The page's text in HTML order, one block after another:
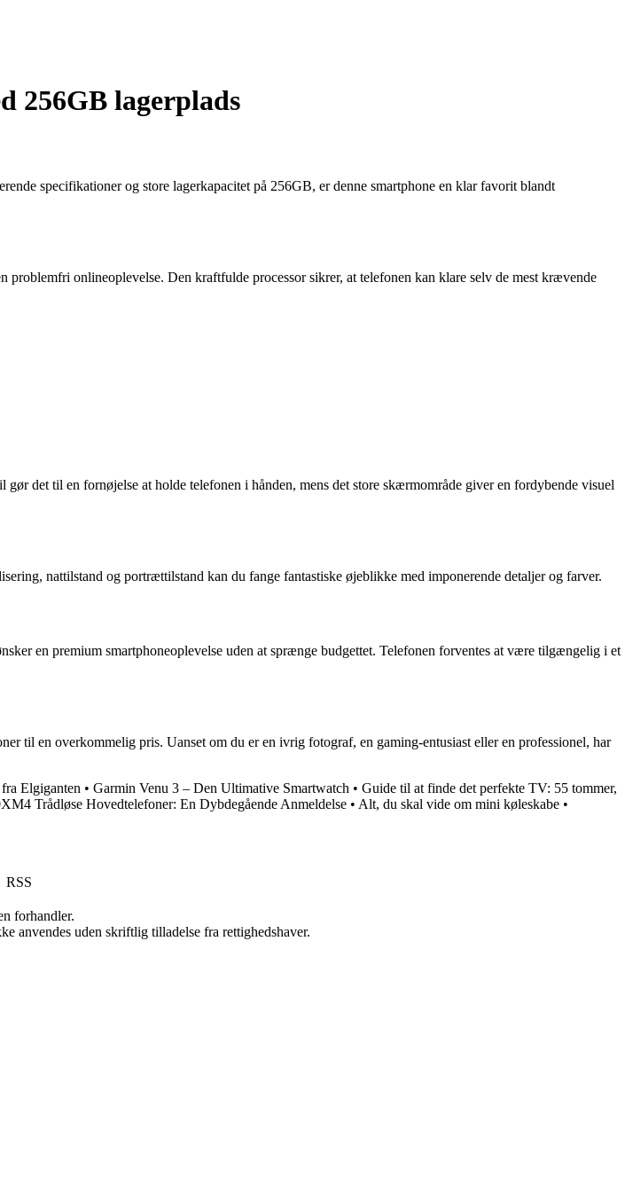
256GB lagerplads
specifikationer og store lagerkapacitet på 256GB, er denne smartphone en klar favorit blandt
onlineoplevelse. Den kraftfulde processor sikrer, at telefonen kan klare selv de mest krævende
det til en fornøjelse at holde telefonen i hånden, mens det store skærmområde giver en fordybende visuel
nattilstand og portrættilstand kan du fange fantastiske øjeblikke med imponerende detaljer og farver.
en premium smartphoneoplevelse uden at sprænge budgettet. Telefonen forventes at være tilgængelig i et
til en overkommelig pris. Uanset om du er en ivrig fotograf, en gaming-entusiast eller en professionel, har
Elgiganten • Garmin Venu 3 – Den Ultimative Smartwatch • Guide til at finde det perfekte TV: 55 tommer,
Trådløse Hovedtelefoner: En Dybdegående Anmeldelse • Alt, du skal vide om mini køleskabe •
RSS
forhandler.
anvendes uden skriftlig tilladelse fra rettighedshaver.